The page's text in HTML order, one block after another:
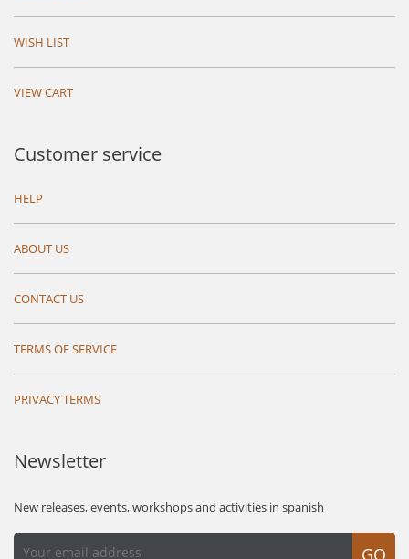
WISH LIST
VIEW CART
Customer service
HELP
ABOUT US
CONTACT US
TERMS OF SERVICE
PRIVACY TERMS
Newsletter
New releases, events, workshops and activities in spanish
GO